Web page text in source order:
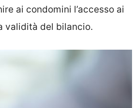
ai condomini l’accesso ai
validità del bilancio.